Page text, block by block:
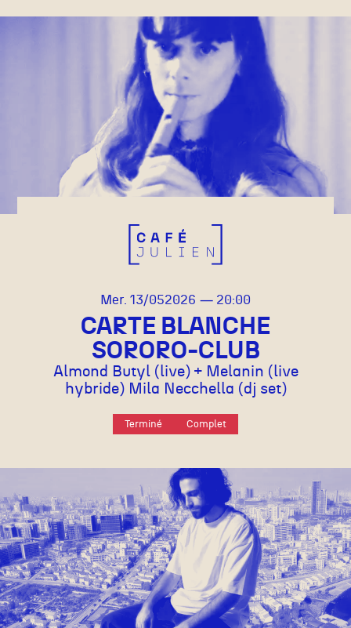
mercredi
Mer. 13/mai
052026 20:00
CARTE BLANCHE
SORORO-CLUB
Almond Butyl (live) + Melanin (live
hybride) Mila Necchella (dj set)
Terminé Complet